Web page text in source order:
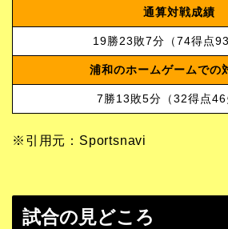
通算対戦成績
19勝23敗7分（74得点93
浦和のホームゲームでの
7勝13敗5分（32得点46
※引用元：Sportsnavi
試合の見どころ